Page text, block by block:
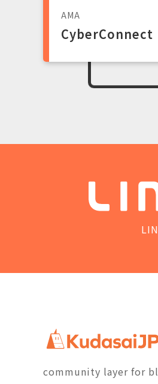
AMA
CyberConnect
community layer for